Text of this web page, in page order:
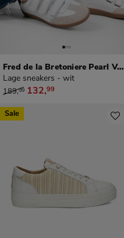
Fred de la Bretoniere Pearl Valencia
Lage sneakers - wit
van € 189,99 voor € 132,99
189,99 132,99
Sale